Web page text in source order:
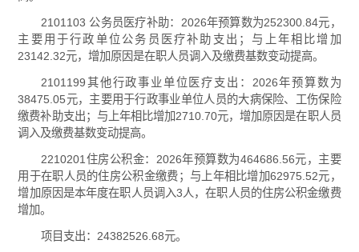
2101103 公务员医疗补助：2026年预算数为252300.84元，
主要用于行政单位公务员医疗补助支出；与上年相比增加
23142.32元，增加原因是在职人员调入及缴费基数变动提高。
2101199其他行政事业单位医疗支出：2026年预算数为
38475.05元，主要用于行政事业单位人员的大病保险、工伤保险
缴费补助支出；与上年相比增加2710.70元，增加原因是在职人员
调入及缴费基数变动提高。
2210201住房公积金：2026年预算数为464686.56元，主要
用于在职人员的住房公积金缴费；与上年相比增加62975.52元，
增加原因是本年度在职人员调入3人，在职人员的住房公积金缴费
增加。
项目支出：24382526.68元。